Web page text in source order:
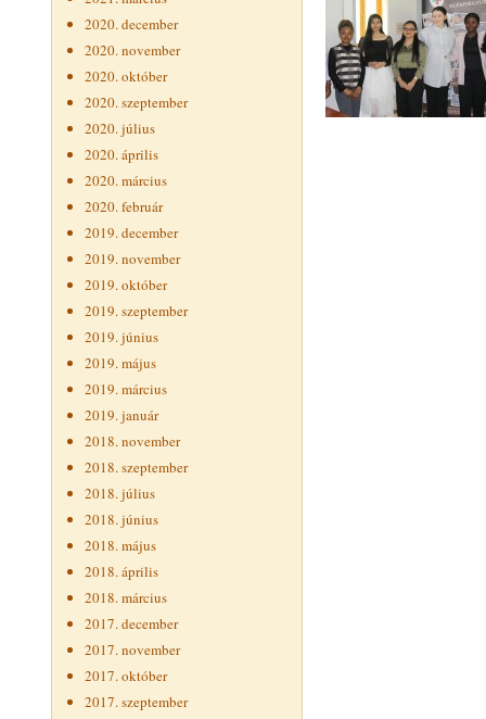
2020. december
2020. november
2020. október
2020. szeptember
2020. július
2020. április
2020. március
2020. február
2019. december
2019. november
2019. október
2019. szeptember
2019. június
2019. május
2019. március
2019. január
2018. november
2018. szeptember
2018. július
2018. június
2018. május
2018. április
2018. március
2017. december
2017. november
2017. október
2017. szeptember